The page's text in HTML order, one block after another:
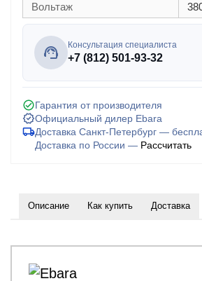
Вольтаж
Консультация специалиста
+7 (812) 501-93-32
Гарантия от производителя
Официальный дилер Ebara
Доставка Санкт-Петербург —
Доставка по России — Рассчитать
Описание Как купить Доставка